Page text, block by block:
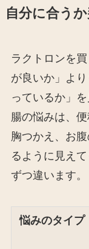
自分に合う
ラクトロンを
が良いか」よ
っているか」
腸の悩みは、
胸つかえ、お
るように見え
ずつ違います。
悩みのタイプ